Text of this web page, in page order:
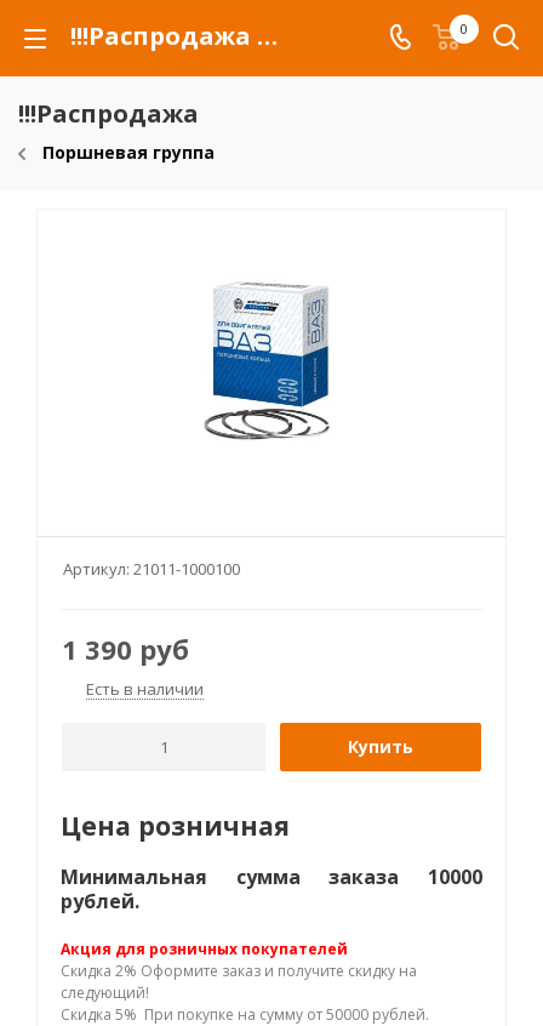
!!!Распродажа для автомобилей российских марок и сельхозтехники 0
!!!Распродажа
Поршневая группа
Артикул: 21011-1000100
1 390 руб
Есть в наличии
Купить
Цена розничная
Минимальная сумма заказа 10000
рублей.
Акция для розничных покупателей
Скидка 2% Оформите заказ и получите скидку на
следующий!
Скидка 5% При покупке на сумму от 50000 рублей.